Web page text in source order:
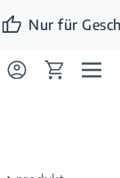
Nur für